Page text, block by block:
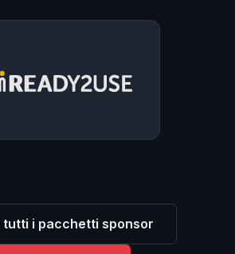
tutti i pacchetti sponsor